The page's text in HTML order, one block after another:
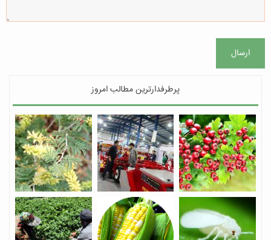
ارسال
پرطرفدارترین مطالب امروز